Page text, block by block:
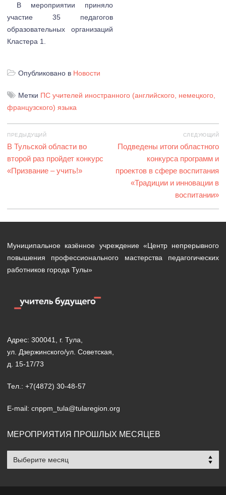
В мероприятии приняло
участие 35 педагогов
образовательных организаций
Кластера 1.
Опубликовано в Новости
Метки ПС учителей иностранного (английского, немецкого,
французского) языка
Навигация
по
записям
ПРЕДЫДУЩИЙ
Предыдущая
запись:
В Тульской области во
второй раз пройдет конкурс
«Призвание – учить!»
СЛЕДУЮЩИЙ
Следующая
Подведены итоги областного
конкурса программ и
проектов в сфере воспитания
«Традиции и инновации в
воспитании»
Муниципальное казённое учреждение «Центр непрерывного
повышения профессионального мастерства педагогических
работников города Тулы»
Адрес: 300041, г. Тула,
ул. Дзержинского/ул. Советская,
д. 15-17/73
Тел.: +7(4872) 30-48-57
E-mail: cnppm_tula@tularegion.org
МЕРОПРИЯТИЯ ПРОШЛЫХ МЕСЯЦЕВ
Мероприятия
прошлых